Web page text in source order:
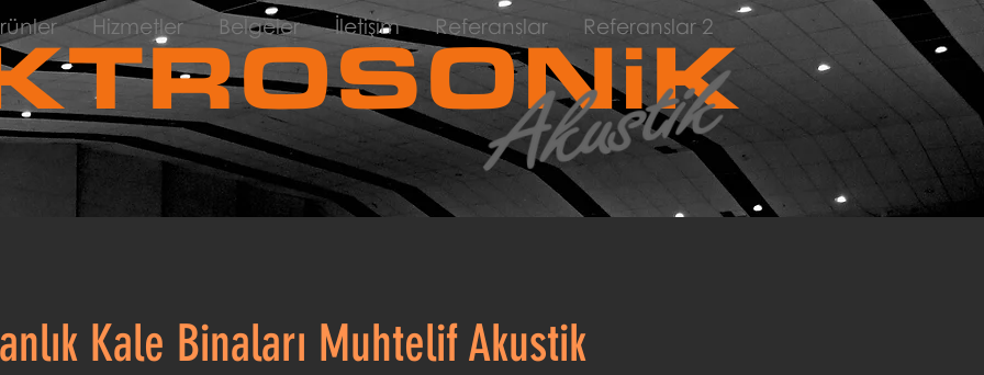
Hizmetler Belgeler İletişim Referanslar Referanslar 2
Kale Binaları Muhtelif Akustik